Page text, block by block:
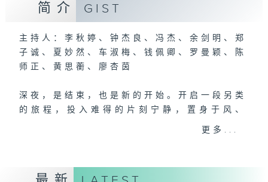
简介 GIST
主持人：李秋婷、钟杰良、冯杰、余剑明、郑
子诚、夏妙然、车淑梅、钱佩卿、罗曼颖、陈
师正、黄思蘅、廖杏茵
深夜，是结束，也是新的开始。开启一段另类
的旅程，投入难得的片刻宁静，置身于风、
星期一至六03:30至05:00
更多...